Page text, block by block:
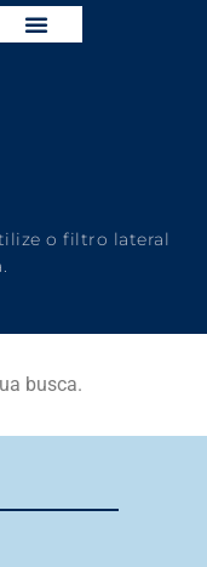
o filtro lateral
busca.